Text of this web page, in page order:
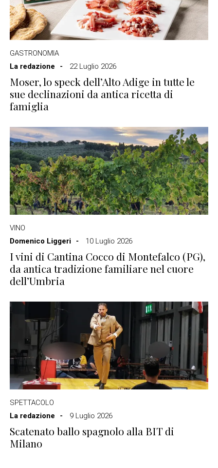
GASTRONOMIA
La redazione
22 Luglio 2026
Moser, lo speck dell’Alto Adige in tutte le
sue declinazioni da antica ricetta di
famiglia
VINO
Domenico Liggeri
10 Luglio 2026
I vini di Cantina Cocco di Montefalco (PG),
da antica tradizione familiare nel cuore
dell’Umbria
SPETTACOLO
La redazione
9 Luglio 2026
Scatenato ballo spagnolo alla BIT di
Milano